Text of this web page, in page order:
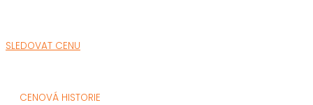
SLEDOVAT CENU
CENOVÁ HISTORIE